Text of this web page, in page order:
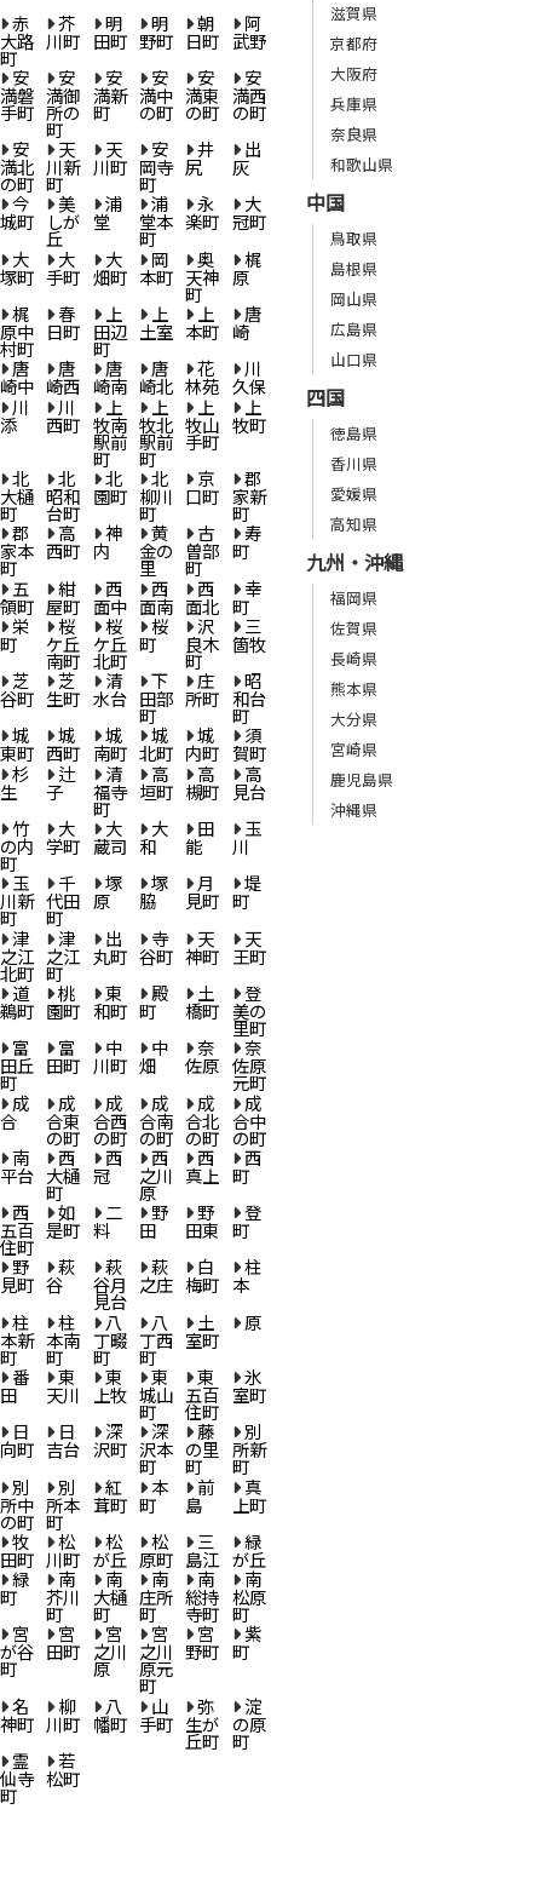
赤
大路
町
芥
川町
明
田町
明
野町
朝
日町
阿
武野
安
満磐
手町
安
満御
所の
町
安
満新
町
安
満中
の町
安
満東
の町
安
満西
の町
安
満北
の町
天
川新
町
天
川町
安
岡寺
町
井
尻
出
灰
今
城町
美
しが
丘
浦
堂
浦
堂本
町
永
楽町
大
冠町
大
塚町
大
手町
大
畑町
岡
本町
奥
天神
町
梶
原
梶
原中
村町
春
日町
上
田辺
町
上
土室
上
本町
唐
崎
唐
崎中
唐
崎西
唐
崎南
唐
崎北
花
林苑
川
久保
川
添
川
西町
上
牧南
駅前
町
上
牧北
駅前
町
上
牧山
手町
上
牧町
北
大樋
町
北
昭和
台町
北
園町
北
柳川
町
京
口町
郡
家新
町
郡
家本
町
高
西町
神
内
黄
金の
里
古
曽部
町
寿
町
五
領町
紺
屋町
西
面中
西
面南
西
面北
幸
町
栄
町
桜
ケ丘
南町
桜
ケ丘
北町
桜
町
沢
良木
町
三
箇牧
芝
谷町
芝
生町
清
水台
下
田部
町
庄
所町
昭
和台
町
城
東町
城
西町
城
南町
城
北町
城
内町
須
賀町
杉
生
辻
子
清
福寺
町
高
垣町
高
槻町
高
見台
竹
の内
町
大
学町
大
蔵司
大
和
田
能
玉
川
玉
川新
町
千
代田
町
塚
原
塚
脇
月
見町
堤
町
津
之江
北町
津
之江
町
出
丸町
寺
谷町
天
神町
天
王町
道
鵜町
桃
園町
東
和町
殿
町
土
橋町
登
美の
里町
富
田丘
町
富
田町
中
川町
中
畑
奈
佐原
奈
佐原
元町
成
合
成
合東
の町
成
合西
の町
成
合南
の町
成
合北
の町
成
合中
の町
南
平台
西
大樋
町
西
冠
西
之川
原
西
真上
西
町
西
五百
住町
如
是町
二
料
野
田
野
田東
登
町
野
見町
萩
谷
萩
谷月
見台
萩
之庄
白
梅町
柱
本
柱
本新
町
柱
本南
町
八
丁畷
町
八
丁西
町
土
室町
原
番
田
東
天川
東
上牧
東
城山
町
東
五百
住町
氷
室町
日
向町
日
吉台
深
沢町
深
沢本
町
藤
の里
町
別
所新
町
別
所中
の町
別
所本
町
紅
茸町
本
町
前
島
真
上町
牧
田町
松
川町
松
が丘
松
原町
三
島江
緑
が丘
緑
町
南
芥川
町
南
大樋
町
南
庄所
町
南
総持
寺町
南
松原
町
宮
が谷
町
宮
田町
宮
之川
原
宮
之川
原元
町
宮
野町
紫
町
名
神町
柳
川町
八
幡町
山
手町
弥
生が
丘町
淀
の原
町
霊
仙寺
町
若
松町
滋賀県
京都府
大阪府
兵庫県
奈良県
和歌山県
中国
鳥取県
島根県
岡山県
広島県
山口県
四国
徳島県
香川県
愛媛県
高知県
九州・沖縄
福岡県
佐賀県
長崎県
熊本県
大分県
宮崎県
鹿児島県
沖縄県